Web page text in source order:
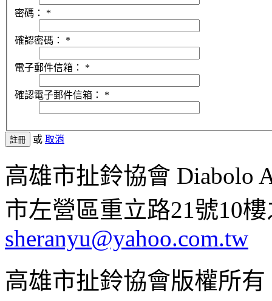
密碼： *
確認密碼： *
電子郵件信箱： *
確認電子郵件信箱： *
註冊 或 取消
高雄市扯鈴協會 Diabolo
市左營區重立路21號10
sheranyu@yahoo.com.tw
高雄市扯鈴協會版權所